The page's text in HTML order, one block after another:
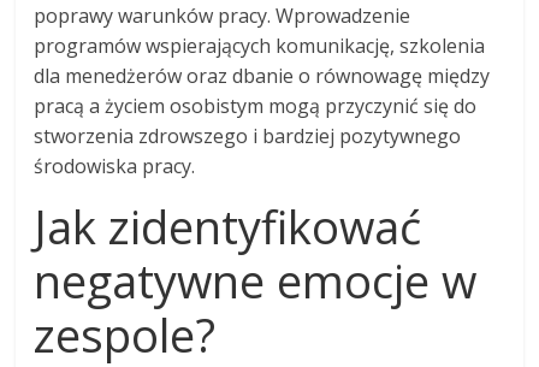
poprawy warunków pracy. Wprowadzenie
programów wspierających komunikację, szkolenia
dla menedżerów oraz dbanie o równowagę między
pracą a życiem osobistym mogą przyczynić się do
stworzenia zdrowszego i bardziej pozytywnego
środowiska pracy.
Jak zidentyfikować
negatywne emocje w
zespole?